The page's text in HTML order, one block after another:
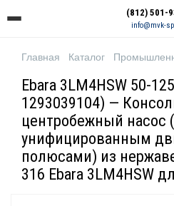
(812) 501-
info@mvk-
Главная Каталог
Ebara 3LM4HSW 50-
1293039104) —
центробежный насос
унифицированным
полюсами) из
316 Ebara 3LM4HSW